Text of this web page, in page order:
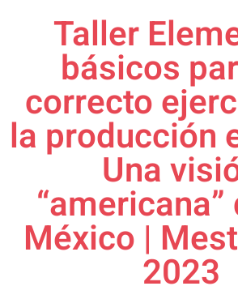
Taller
básicos
correcto
la producción
Una
México |
2023